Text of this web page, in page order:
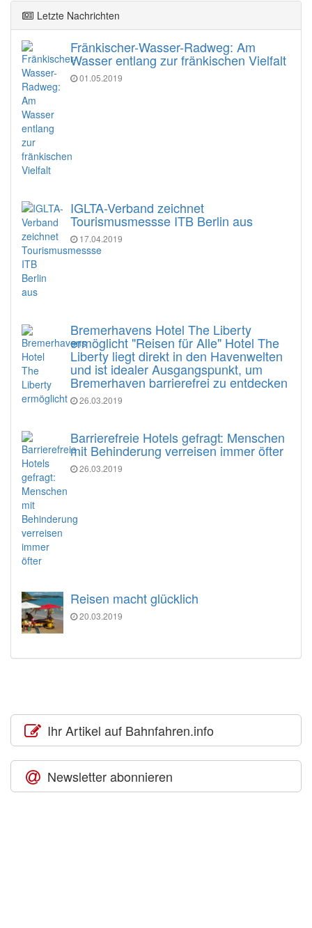
Letzte Nachrichten
Fränkischer-Wasser-Radweg: Am
Wasser entlang zur fränkischen Vielfalt
01.05.2019
IGLTA-Verband zeichnet
Tourismusmessse ITB Berlin aus
17.04.2019
Bremerhavens Hotel The Liberty
ermöglicht "Reisen für Alle" Hotel The
Liberty liegt direkt in den Havenwelten
und ist idealer Ausgangspunkt, um
Bremerhaven barrierefrei zu entdecken
26.03.2019
Barrierefreie Hotels gefragt: Menschen
mit Behinderung verreisen immer öfter
26.03.2019
Reisen macht glücklich
20.03.2019
Ihr Artikel auf Bahnfahren.info
Newsletter abonnieren